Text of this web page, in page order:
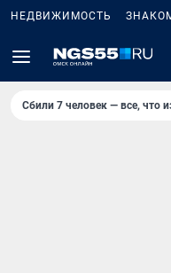
НЕДВИЖИМОСТЬ
Сбили 7 человек — все, что